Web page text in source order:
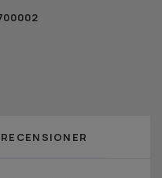
RECENSIONER